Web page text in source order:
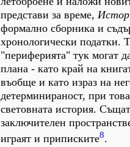
представи за време,
формално сборника и
хронологически податки.
"периферията" тук могат
плана - като край на
въобще и като израз на
детерминираност, при
световната история.
заключителен
играят и приписките8.